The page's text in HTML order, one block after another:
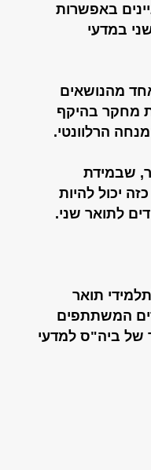
באפשרות
במדעי
מהנושאים
מחקר בהיקף
הרלוונטי.
שבמידת
יכול להיות
לתואר שני.
תואר
המשתתפים
של ביה"ס למדעי